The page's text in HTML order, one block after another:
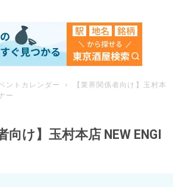
ントカレンダー
【業界関係者向け】玉村本
ー
向け】玉村本店 NEW ENGI